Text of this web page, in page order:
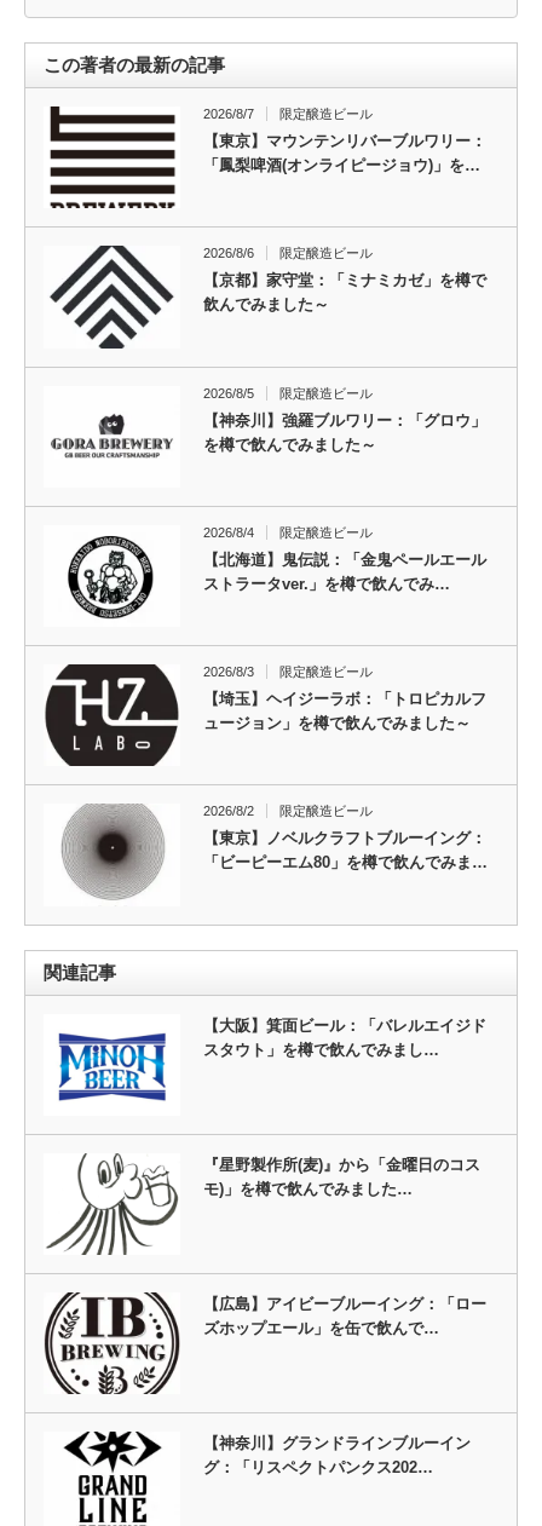
この著者の最新の記事
2026/8/7 限定醸造ビール
【東京】マウンテンリバーブルワリー：
「鳳梨啤酒(オンライピージョウ)」を…
2026/8/6 限定醸造ビール
【京都】家守堂：「ミナミカゼ」を樽で
飲んでみました～
2026/8/5 限定醸造ビール
【神奈川】強羅ブルワリー：「グロウ」
を樽で飲んでみました～
2026/8/4 限定醸造ビール
【北海道】鬼伝説：「金鬼ペールエール
ストラータver.」を樽で飲んでみ…
2026/8/3 限定醸造ビール
【埼玉】ヘイジーラボ：「トロピカルフ
ュージョン」を樽で飲んでみました～
2026/8/2 限定醸造ビール
【東京】ノベルクラフトブルーイング：
「ビーピーエム80」を樽で飲んでみま…
関連記事
【大阪】箕面ビール：「バレルエイジド
スタウト」を樽で飲んでみまし…
『星野製作所(麦)』から「金曜日のコス
モ)」を樽で飲んでみました…
【広島】アイビーブルーイング：「ロー
ズホップエール」を缶で飲んで…
【神奈川】グランドラインブルーイン
グ：「リスペクトパンクス202…